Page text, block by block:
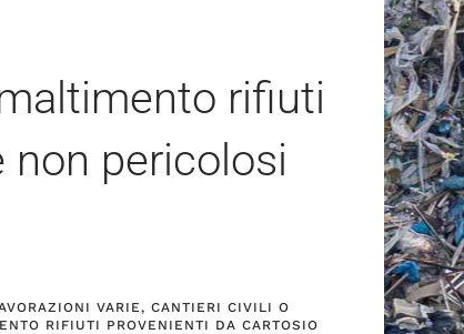
rifiuti
non pericolosi
VARIE, CANTIERI CIVILI O
RIFIUTI PROVENIENTI DA CARTOSIO